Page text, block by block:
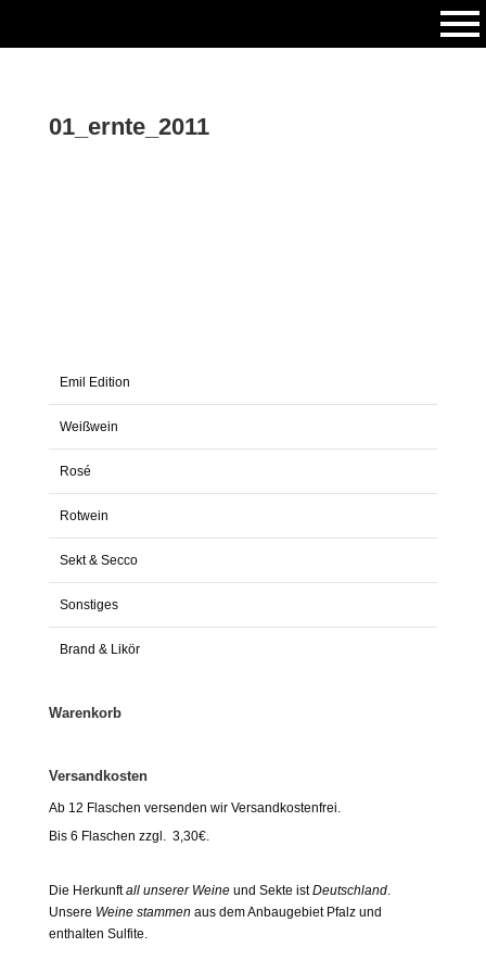
01_ernte_2011
Emil Edition
Weißwein
Rosé
Rotwein
Sekt & Secco
Sonstiges
Brand & Likör
Warenkorb
Versandkosten
Ab 12 Flaschen versenden wir Versandkostenfrei.
Bis 6 Flaschen zzgl. 3,30€.
Die Herkunftall unserer Weineund Sekte istDeutschland.
Unsere Weine stammen aus dem Anbaugebiet Pfalz und
enthalten Sulfite.